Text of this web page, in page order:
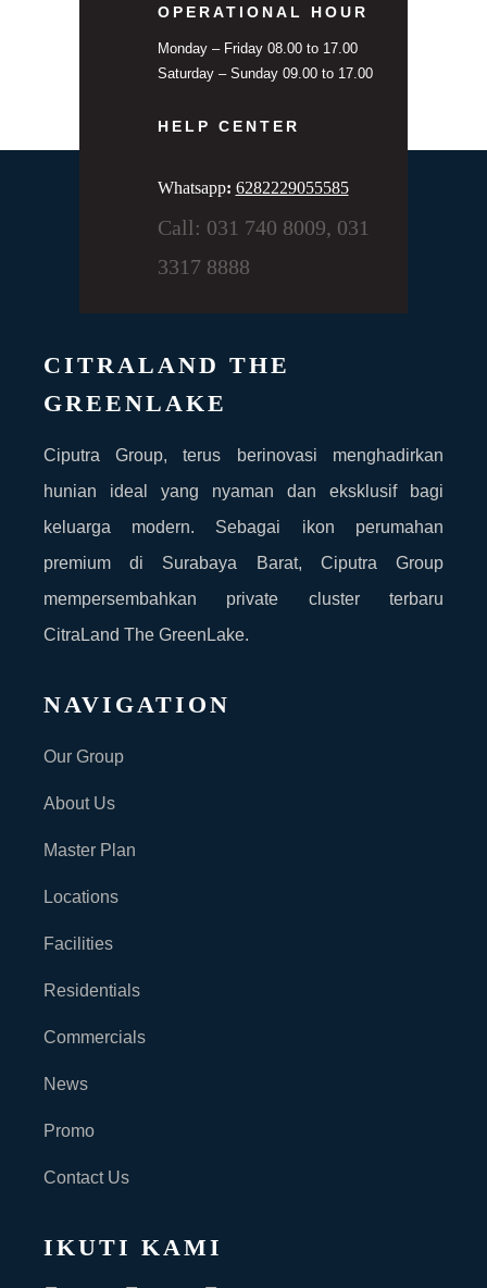
OPERATIONAL HOUR
Monday – Friday 08.00 to 17.00
Saturday – Sunday 09.00 to 17.00
HELP CENTER
Whatsapp: 6282229055585
Call: 031 740 8009, 031
3317 8888
CITRALAND THE
GREENLAKE
Ciputra Group, terus berinovasi menghadirkan
hunian ideal yang nyaman dan eksklusif bagi
keluarga modern. Sebagai ikon perumahan
premium di Surabaya Barat, Ciputra Group
mempersembahkan private cluster terbaru
CitraLand The GreenLake.
NAVIGATION
Our Group
About Us
Master Plan
Locations
Facilities
Residentials
Commercials
News
Promo
Contact Us
IKUTI KAMI